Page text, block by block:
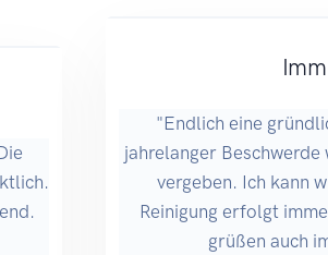
"Endlich eine
jahrelanger Beschwerde
vergeben. Ich kann
Reinigung erfolgt
grüßen auch